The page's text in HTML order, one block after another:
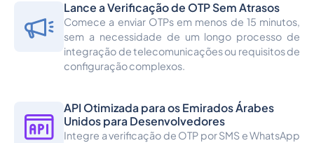
Lance a Verificação de OTP Sem Atrasos
Comece a enviar OTPs em menos de 15 minutos,
sem a necessidade de um longo processo de
integração de telecomunicações ou requisitos de
configuração complexos.
API Otimizada para os Emirados Árabes
Unidos para Desenvolvedores
Integre a verificação de OTP por SMS e WhatsApp